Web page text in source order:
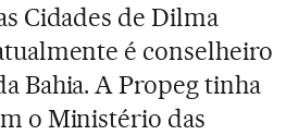
Cidades de Dilma
é conselheiro
Bahia. A Propeg tinha
o Ministério das